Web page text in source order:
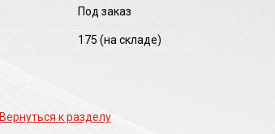
Под заказ
175 (на складе)
Вернуться к разделу